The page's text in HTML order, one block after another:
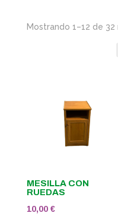
Mostrando 1–12 de
MESILLA CON
RUEDAS
10,00 €